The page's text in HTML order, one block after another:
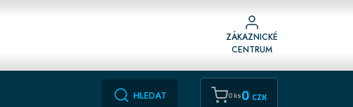
ZÁKAZNICKÉ
CENTRUM
HLEDAT 0 ks0 CZK